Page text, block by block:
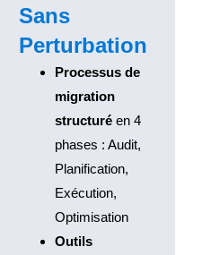
Sans
Perturbation
Processus de
migration
structuré en 4
phases : Audit,
Planification,
Exécution,
Optimisation
Outils